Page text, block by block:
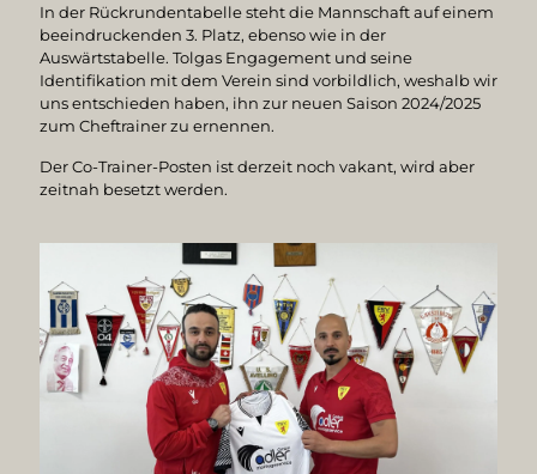
In der Rückrundentabelle steht die Mannschaft auf einem
beeindruckenden 3. Platz, ebenso wie in der
Auswärtstabelle. Tolgas Engagement und seine
Identifikation mit dem Verein sind vorbildlich, weshalb wir
uns entschieden haben, ihn zur neuen Saison 2024/2025
zum Cheftrainer zu ernennen.
Der Co-Trainer-Posten ist derzeit noch vakant, wird aber
zeitnah besetzt werden.